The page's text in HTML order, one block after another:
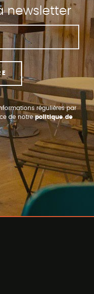
newsletter
régulières par
de notrepolitique de